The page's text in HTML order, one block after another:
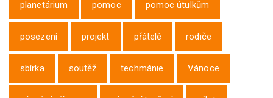
planetárium pomoc pomoc útulkům
posezení projekt přátelé rodiče
sbírka soutěž techmánie Vánoce